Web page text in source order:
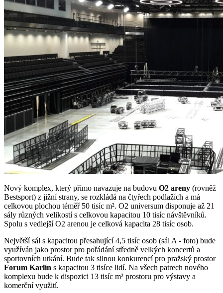
Nový komplex, který přímo navazuje na budovu O2 areny (rovněž
Bestsport) z jižní strany, se rozkládá na čtyřech podlažích a má
celkovou plochou téměř 50 tisíc m². O2 universum disponuje až 21
sály různých velikostí s celkovou kapacitou 10 tisíc návštěvníků.
Spolu s vedlejší O2 arenou je celková kapacita 28 tisíc osob.
Největší sál s kapacitou přesahující 4,5 tisíc osob (sál A - foto) bude
využíván jako prostor pro pořádání středně velkých koncertů a
sportovních utkání. Bude tak silnou konkurencí pro pražský prostor
Forum Karlín s kapacitou 3 tisíce lidí. Na všech patrech nového
komplexu bude k dispozici 13 tisíc m² prostoru pro výstavy a
komerční využití.